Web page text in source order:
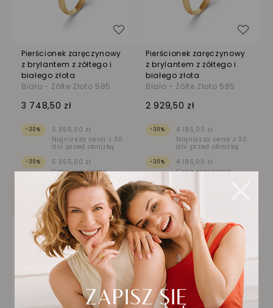
Pierścionek zaręczynowy
z brylantem z żółtego i
białego złota
Biało - Żółte Złoto 585
3 748,50 zł
-30%
5 355,00 zł
Najniższa cena z 30
dni przed obniżką
-30%
5 355,00 zł
Cena regularna
Dodaj do listy życzeń
Pierścionek zaręczynowy
z brylantem z żółtego i
białego złota
Biało - Żółte Złoto 585
2 929,50 zł
-30%
4 185,00 zł
Najniższa cena z 30
dni przed obniżką
-30%
4 185,00 zł
Cena regularna
NOWOŚĆ NOWOŚĆ